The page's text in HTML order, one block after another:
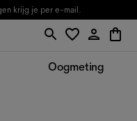
krijg je per e-mail.
Oogmeting